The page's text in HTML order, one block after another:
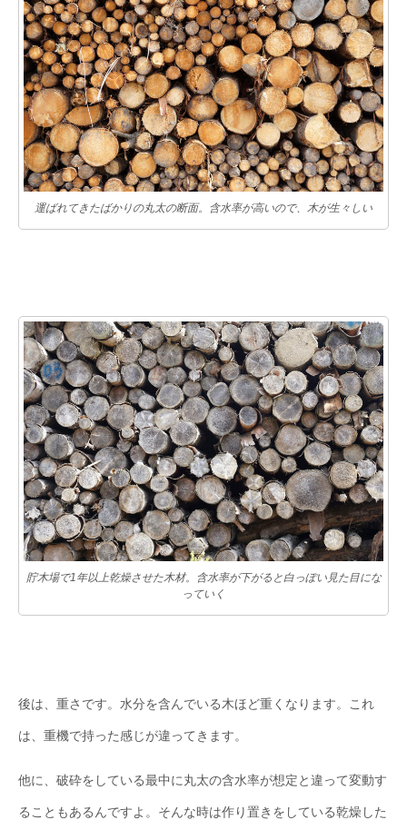
運ばれてきたばかりの丸太の断面。含水率が高いので、木が生々しい
貯木場で1年以上乾燥させた木材。含水率が下がると白っぽい見た目にな
っていく
後は、重さです。水分を含んでいる木ほど重くなります。これ
は、重機で持った感じが違ってきます。
他に、破砕をしている最中に丸太の含水率が想定と違って変動す
ることもあるんですよ。そんな時は作り置きをしている乾燥した